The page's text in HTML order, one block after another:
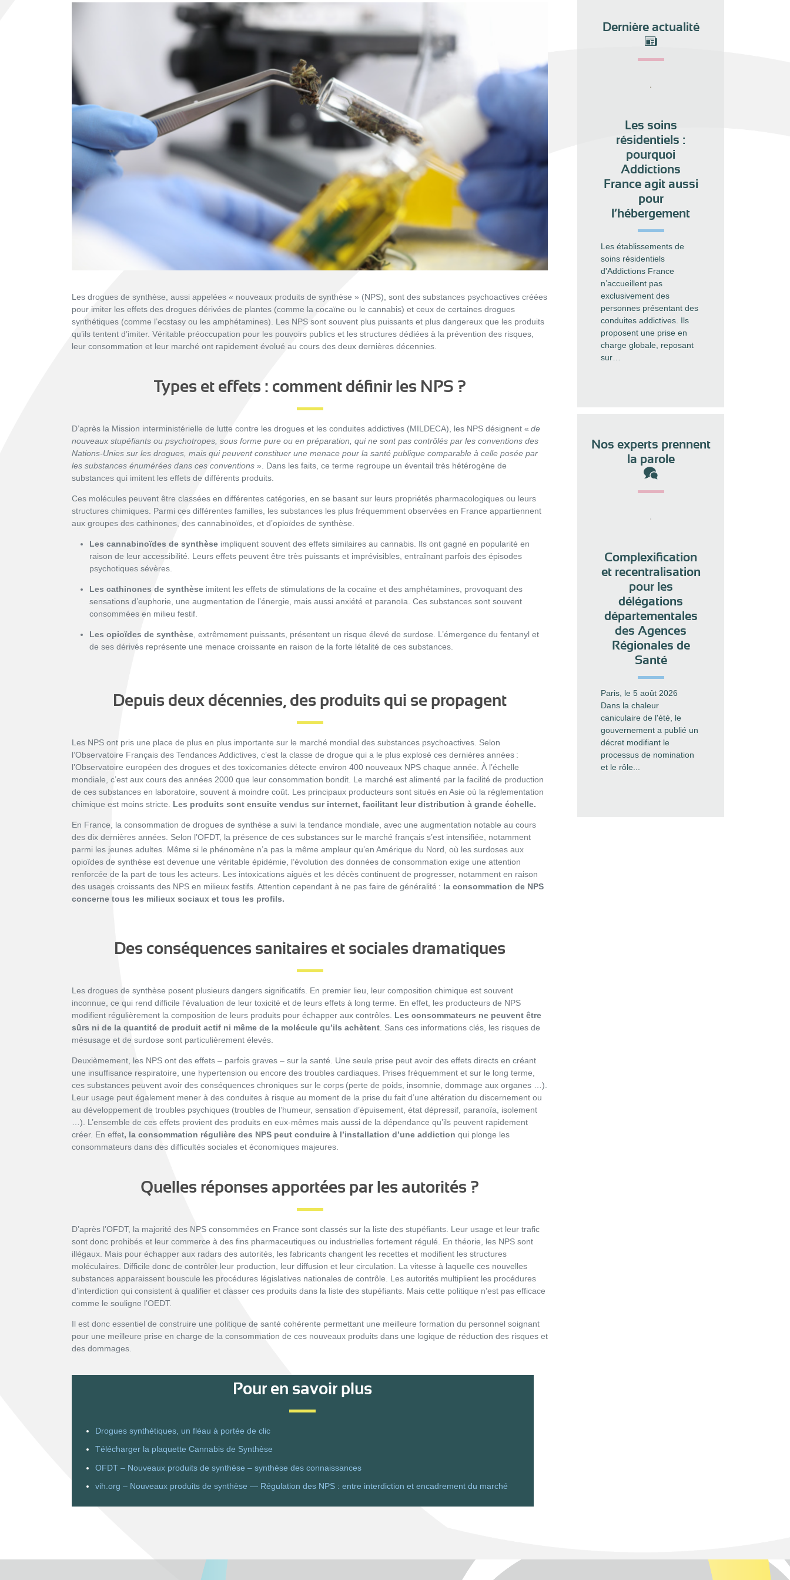
Les drogues de synthèse, aussi appelées « nouveaux produits de synthèse » (NPS), sont des substances psychoactives créées
pour imiter les effets des drogues dérivées de plantes (comme la cocaïne ou le cannabis) et ceux de certaines drogues
synthétiques (comme l’ecstasy ou les amphétamines). Les NPS sont souvent plus puissants et plus dangereux que les produits
qu’ils tentent d’imiter. Véritable préoccupation pour les pouvoirs publics et les structures dédiées à la prévention des risques,
leur consommation et leur marché ont rapidement évolué au cours des deux dernières décennies.
Types et effets : comment définir les NPS ?
D’après la Mission interministérielle de lutte contre les drogues et les conduites addictives (MILDECA), les NPS désignent « de
nouveaux stupéfiants ou psychotropes, sous forme pure ou en préparation, qui ne sont pas contrôlés par les conventions des
Nations-Unies sur les drogues, mais qui peuvent constituer une menace pour la santé publique comparable à celle posée par
les substances énumérées dans ces conventions ». Dans les faits, ce terme regroupe un éventail très hétérogène de
substances qui imitent les effets de différents produits.
Ces molécules peuvent être classées en différentes catégories, en se basant sur leurs propriétés pharmacologiques ou leurs
structures chimiques. Parmi ces différentes familles, les substances les plus fréquemment observées en France appartiennent
aux groupes des cathinones, des cannabinoïdes, et d’opioïdes de synthèse.
Les cannabinoïdes de synthèse impliquent souvent des effets similaires au cannabis. Ils ont gagné en popularité en
raison de leur accessibilité. Leurs effets peuvent être très puissants et imprévisibles, entraînant parfois des épisodes
psychotiques sévères.
Les cathinones de synthèse imitent les effets de stimulations de la cocaïne et des amphétamines, provoquant des
sensations d’euphorie, une augmentation de l’énergie, mais aussi anxiété et paranoïa. Ces substances sont souvent
consommées en milieu festif.
Les opioïdes de synthèse , extrêmement puissants, présentent un risque élevé de surdose. L’émergence du fentanyl et
de ses dérivés représente une menace croissante en raison de la forte létalité de ces substances.
Depuis deux décennies, des produits qui se propagent
Les NPS ont pris une place de plus en plus importante sur le marché mondial des substances psychoactives. Selon
l’Observatoire Français des Tendances Addictives, c’est la classe de drogue qui a le plus explosé ces dernières années :
l’Observatoire européen des drogues et des toxicomanies détecte environ 400 nouveaux NPS chaque année. À l’échelle
mondiale, c’est aux cours des années 2000 que leur consommation bondit. Le marché est alimenté par la facilité de production
de ces substances en laboratoire, souvent à moindre coût. Les principaux producteurs sont situés en Asie où la réglementation
chimique est moins stricte. Les produits sont ensuite vendus sur internet, facilitant leur distribution à grande échelle.
En France, la consommation de drogues de synthèse a suivi la tendance mondiale, avec une augmentation notable au cours
des dix dernières années. Selon l’OFDT, la présence de ces substances sur le marché français s’est intensifiée, notamment
parmi les jeunes adultes. Même si le phénomène n’a pas la même ampleur qu’en Amérique du Nord, où les surdoses aux
opioïdes de synthèse est devenue une véritable épidémie, l’évolution des données de consommation exige une attention
renforcée de la part de tous les acteurs. Les intoxications aiguës et les décès continuent de progresser, notamment en raison
des usages croissants des NPS en milieux festifs. Attention cependant à ne pas faire de généralité : la consommation de NPS
concerne tous les milieux sociaux et tous les profils.
Des conséquences sanitaires et sociales dramatiques
Les drogues de synthèse posent plusieurs dangers significatifs. En premier lieu, leur composition chimique est souvent
inconnue, ce qui rend difficile l’évaluation de leur toxicité et de leurs effets à long terme. En effet, les producteurs de NPS
modifient régulièrement la composition de leurs produits pour échapper aux contrôles. Les consommateurs ne peuvent être
sûrs ni de la quantité de produit actif ni même de la molécule qu’ils achètent . Sans ces informations clés, les risques de
mésusage et de surdose sont particulièrement élevés.
Deuxièmement, les NPS ont des effets – parfois graves – sur la santé. Une seule prise peut avoir des effets directs en créant
une insuffisance respiratoire, une hypertension ou encore des troubles cardiaques. Prises fréquemment et sur le long terme,
ces substances peuvent avoir des conséquences chroniques sur le corps (perte de poids, insomnie, dommage aux organes …).
Leur usage peut également mener à des conduites à risque au moment de la prise du fait d’une altération du discernement ou
au développement de troubles psychiques (troubles de l’humeur, sensation d’épuisement, état dépressif, paranoïa, isolement
…). L’ensemble de ces effets provient des produits en eux-mêmes mais aussi de la dépendance qu’ils peuvent rapidement
créer. En effet, la consommation régulière des NPS peut conduire à l’installation d’une addiction qui plonge les
consommateurs dans des difficultés sociales et économiques majeures.
Quelles réponses apportées par les autorités ?
D’après l’OFDT, la majorité des NPS consommées en France sont classés sur la liste des stupéfiants. Leur usage et leur trafic
sont donc prohibés et leur commerce à des fins pharmaceutiques ou industrielles fortement régulé. En théorie, les NPS sont
illégaux. Mais pour échapper aux radars des autorités, les fabricants changent les recettes et modifient les structures
moléculaires. Difficile donc de contrôler leur production, leur diffusion et leur circulation. La vitesse à laquelle ces nouvelles
substances apparaissent bouscule les procédures législatives nationales de contrôle. Les autorités multiplient les procédures
d’interdiction qui consistent à qualifier et classer ces produits dans la liste des stupéfiants. Mais cette politique n’est pas efficace
comme le souligne l’OEDT.
Il est donc essentiel de construire une politique de santé cohérente permettant une meilleure formation du personnel soignant
pour une meilleure prise en charge de la consommation de ces nouveaux produits dans une logique de réduction des risques et
des dommages.
Pour en savoir plus
Drogues synthétiques, un fléau à portée de clic
Télécharger la plaquette Cannabis de Synthèse
OFDT – Nouveaux produits de synthèse – synthèse des connaissances
vih.org – Nouveaux produits de synthèse — Régulation des NPS : entre interdiction et encadrement du marché
Dernière actualité
Les soins
résidentiels :
pourquoi
Addictions
France agit aussi
pour
l’hébergement
Les établissements de
soins résidentiels
d'Addictions France
n’accueillent pas
exclusivement des
personnes présentant des
conduites addictives. Ils
proposent une prise en
charge globale, reposant
sur…
Nos experts prennent
la parole
Complexification
et recentralisation
pour les
délégations
départementales
des Agences
Régionales de
Santé
Paris, le 5 août 2026
Dans la chaleur
caniculaire de l'été, le
gouvernement a publié un
décret modifiant le
processus de nomination
et le rôle...